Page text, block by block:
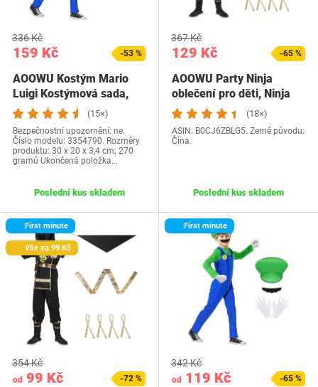
159 Kč
336 Kč
-53 %
AOOWU Kostým Mario
Luigi Kostýmová sada,
4dílná sada Kostým…
(15×)
Bezpečnostní upozornění: ne.
Číslo modelu: 3354790. Rozměry
produktu: 30 x 20 x 3,4 cm; 270
gramů Ukončená položka…
Poslední kus skladem
129 Kč
367 Kč
-65 %
AOOWU Party Ninja
oblečení pro děti, Ninja
kostýmy pro…
(18×)
ASIN: B0CJ6ZBLG5. Země původu:
Čína.
Poslední kus skladem
First minute
Vše za 99 Kč
od 99 Kč
354 Kč
-72 %
First minute
od 119 Kč
342 Kč
-65 %